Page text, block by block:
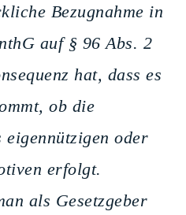
Bezugnahme in
auf § 96 Abs. 2
hat, dass es
ob die
oder
erfolgt.
als Gesetzgeber